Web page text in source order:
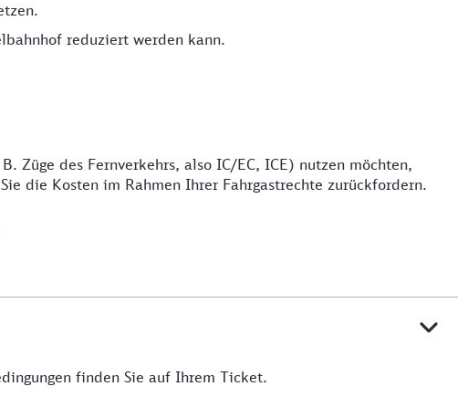
reduziert werden kann.
Züge des Fernverkehrs, also IC/EC, ICE) nutzen möchten,
die Kosten im Rahmen Ihrer Fahrgastrechte zurückfordern.
finden Sie auf Ihrem Ticket.